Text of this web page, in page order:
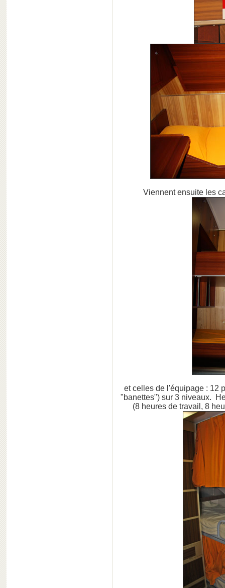
Viennent ensuite les
et celles de l'équipage : 12
"banettes") sur 3 niveaux.
(8 heures de travail, 8